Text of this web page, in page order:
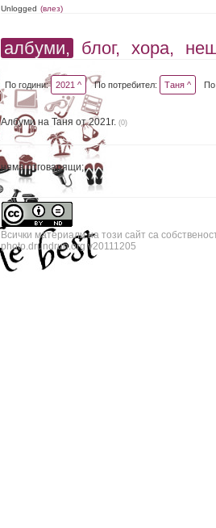
Unlogged (влез)
албуми, блог, хора,
По години: 2021 ^ По потребител: Таня ^
Албуми на Таня от 2021г. (0)
няма отговарящи;
Всички материали на този сайт са
photo.drundrun.org v20111205